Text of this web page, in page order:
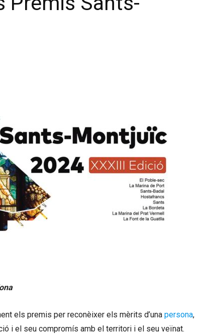
els premis per reconèixer els mèrits d’una persona,
i el seu compromís amb el territori i el seu veïnat.